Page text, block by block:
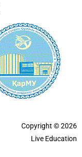
Copyright © 2026
Live Education